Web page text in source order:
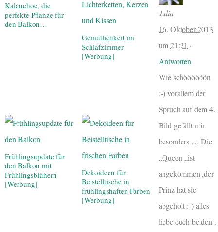
Kalanchoe, die
perfekte Pflanze für
den Balkon…
Gemütlichkeit im
Schlafzimmer
[Werbung]
Frühlingsupdate für
den Balkon mit
Frühlingsblühern
[Werbung]
Dekoideen für
Beistelltische in
frühlingshaften Farben
[Werbung]
Julia
16. Oktober 2013
um21:21 ·
Antworten
Wie schöööööön
:-) vorallem der
Spruch auf dem 4.
Bild gefällt mir
besonders … Die
„Queen „ist
angekommen ,der
Prinz hat sie
abgeholt :-) alles
liebe euch beiden .